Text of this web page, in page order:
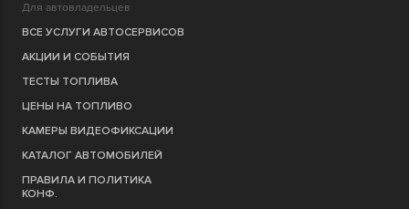
Для автовладельцев
ВСЕ УСЛУГИ АВТОСЕРВИСОВ
АКЦИИ И СОБЫТИЯ
ТЕСТЫ ТОПЛИВА
ЦЕНЫ НА ТОПЛИВО
КАМЕРЫ ВИДЕОФИКСАЦИИ
КАТАЛОГ АВТОМОБИЛЕЙ
ПРАВИЛА И ПОЛИТИКА
КОНФ.